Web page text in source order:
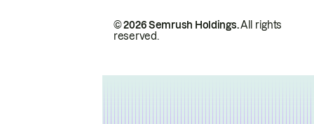
© 2026 Semrush Holdings.All rights
reserved.